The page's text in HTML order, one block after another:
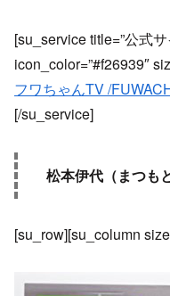
[su_service title=”公式
icon_color=”#f26939″
フワちゃんTV /
[/su_service]
松本伊代（まつも
[su_row][su_column